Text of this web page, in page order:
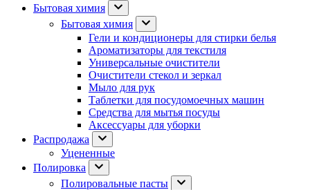
Бытовая химия
Бытовая химия
Гели и кондиционеры для стирки белья
Ароматизаторы для текстиля
Универсальные очистители
Очистители стекол и зеркал
Мыло для рук
Таблетки для посудомоечных машин
Средства для мытья посуды
Аксессуары для уборки
Распродажа
Уцененные
Полировка
Полировальные пасты